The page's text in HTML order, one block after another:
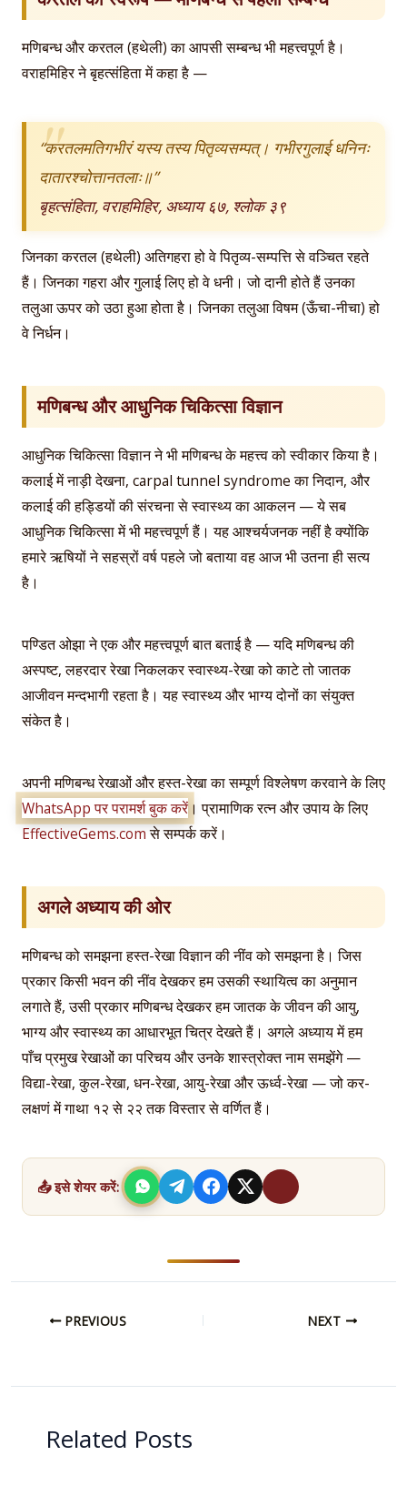
मणिबन्ध और करतल (हथेली) का आपसी सम्बन्ध भी महत्त्वपूर्ण है।
वराहमिहिर ने बृहत्संहिता में कहा है —
“करतलमतिगभीरं यस्य तस्य पितृव्यसम्पत्। गभीरगुलाई धनिनः
दातारश्चोत्तानतलाः॥”
बृहत्संहिता, वराहमिहिर, अध्याय ६७, श्लोक ३९
जिनका करतल (हथेली) अतिगहरा हो वे पितृव्य-सम्पत्ति से वञ्चित रहते
हैं। जिनका गहरा और गुलाई लिए हो वे धनी। जो दानी होते हैं उनका
तलुआ ऊपर को उठा हुआ होता है। जिनका तलुआ विषम (ऊँचा-नीचा) हो
वे निर्धन।
मणिबन्ध और आधुनिक चिकित्सा विज्ञान
आधुनिक चिकित्सा विज्ञान ने भी मणिबन्ध के महत्त्व को स्वीकार किया है।
कलाई में नाड़ी देखना, carpal tunnel syndrome का निदान, और
कलाई की हड्डियों की संरचना से स्वास्थ्य का आकलन — ये सब
आधुनिक चिकित्सा में भी महत्त्वपूर्ण हैं। यह आश्चर्यजनक नहीं है क्योंकि
हमारे ऋषियों ने सहस्रों वर्ष पहले जो बताया वह आज भी उतना ही सत्य
है।
पण्डित ओझा ने एक और महत्त्वपूर्ण बात बताई है — यदि मणिबन्ध की
अस्पष्ट, लहरदार रेखा निकलकर स्वास्थ्य-रेखा को काटे तो जातक
आजीवन मन्दभागी रहता है। यह स्वास्थ्य और भाग्य दोनों का संयुक्त
संकेत है।
अपनी मणिबन्ध रेखाओं और हस्त-रेखा का सम्पूर्ण विश्लेषण करवाने के लिए
WhatsApp पर परामर्श बुक करें। प्रामाणिक रत्न और उपाय के लिए
EffectiveGems.comसे सम्पर्क करें।
अगले अध्याय की ओर
मणिबन्ध को समझना हस्त-रेखा विज्ञान की नींव को समझना है। जिस
प्रकार किसी भवन की नींव देखकर हम उसकी स्थायित्व का अनुमान
लगाते हैं, उसी प्रकार मणिबन्ध देखकर हम जातक के जीवन की आयु,
भाग्य और स्वास्थ्य का आधारभूत चित्र देखते हैं। अगले अध्याय में हम
पाँच प्रमुख रेखाओं का परिचय और उनके शास्त्रोक्त नाम समझेंगे —
विद्या-रेखा, कुल-रेखा, धन-रेखा, आयु-रेखा और ऊर्ध्व-रेखा — जो कर-
लक्षणं में गाथा १२ से २२ तक विस्तार से वर्णित हैं।
📤 इसे शेयर करें:
PREVIOUS NEXT
Related Posts